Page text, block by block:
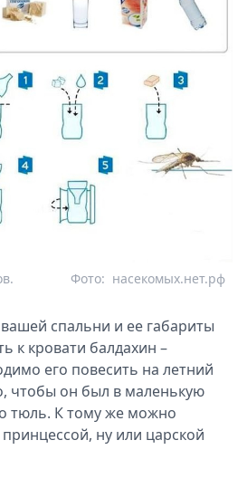
насекомых.нет.рф
Фото:
спальни и ее габариты
к кровати балдахин –
его повесить на летний
чтобы он был в маленькую
тюль. К тому же можно
ну или царской